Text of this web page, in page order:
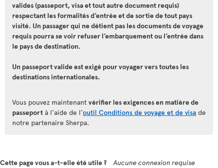
valides (passeport, visa et tout autre document requis)
respectant les formalités d’entrée et de sortie de tout pays
visité. Un passager qui ne détient pas les documents de voyage
requis pourra se voir refuser l’embarquement ou l’entrée dans
le pays de destination.
Un passeport valide est exigé pour voyager vers toutes les
destinations internationales.
Vous pouvez maintenant vérifier les exigences en matière de
passeport à l'aide de l'outil Conditions de voyage et de visa de
notre partenaire Sherpa.
Cette page vous a-t-elle été utile ?
Aucune connexion requise